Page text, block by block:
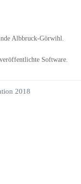
Albbruck-Görwihl.
veröffentlichte Software.
2018